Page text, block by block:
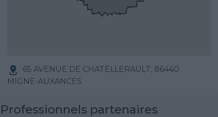
65 AVENUE DE CHATELLERAULT, 86440
MIGNE-AUXANCES
Professionnels partenaires